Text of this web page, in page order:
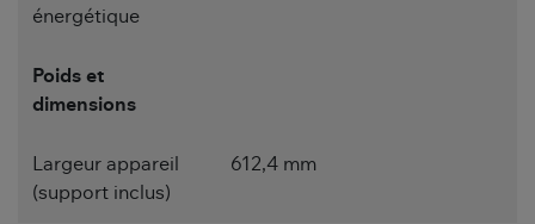
énergétique
Poids et
dimensions
Largeur appareil
(support inclus)
612,4 mm